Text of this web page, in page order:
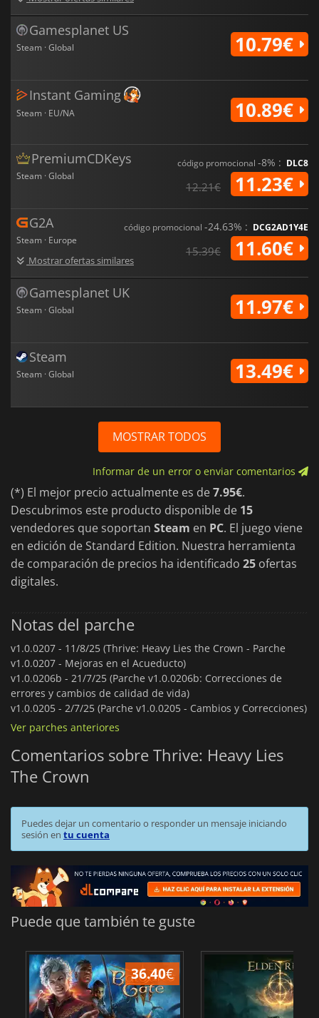
Gamesplanet US
Steam · Global 10.79€
Instant Gaming
Steam · EU/NA 10.89€
PremiumCDKeys
Steam · Global
código promocional -8% : DLC8
12.21€ 11.23€
G2A
Steam · Europe
Mostrar ofertas similares
código promocional -24.63% : DCG2AD1Y4E
15.39€ 11.60€
Gamesplanet UK
Steam · Global 11.97€
Steam
Steam · Global 13.49€
MOSTRAR TODOS
Informar de un error o enviar comentarios
(*) El mejor precio actualmente es de7.95€.
Descubrimos este producto disponible de 15
vendedores que soportan Steam en PC. El juego viene
en edición de Standard Edition. Nuestra herramienta
de comparación de precios ha identificado 25 ofertas
digitales.
Notas del parche
v1.0.0207 - 11/8/25 (Thrive: Heavy Lies the Crown - Parche
v1.0.0207 - Mejoras en el Acueducto)
v1.0.0206b - 21/7/25 (Parche v1.0.0206b: Correcciones de
errores y cambios de calidad de vida)
v1.0.0205 - 2/7/25 (Parche v1.0.0205 - Cambios y Correcciones)
Ver parches anteriores
Comentarios sobre Thrive: Heavy Lies
The Crown
Puedes dejar un comentario o responder un mensaje iniciando
sesión en tu cuenta
Puede que también te guste
36.40€